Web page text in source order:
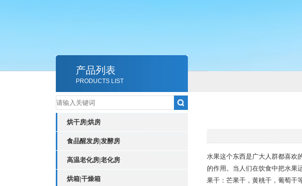
产品列表
PRODUCTS LIST
烘干房|烘房
食品醒发房|发酵房
高温老化房|老化房
烘箱|干燥箱
水果这个东西是广大人群都喜欢
的作用。当人们在饮食中把水果
果干：芒果干，黄桃干，葡萄干